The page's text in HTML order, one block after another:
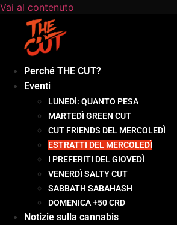
Vai al contenuto
Perché THE CUT?
Eventi
LUNEDÌ: QUANTO PESA
MARTEDÌ GREEN CUT
CUT FRIENDS DEL MERCOLEDÌ
ESTRATTI DEL MERCOLEDÌ
I PREFERITI DEL GIOVEDÌ
VENERDÌ SALTY CUT
SABBATH SABAHASH
DOMENICA +50 CRD
Notizie sulla cannabis